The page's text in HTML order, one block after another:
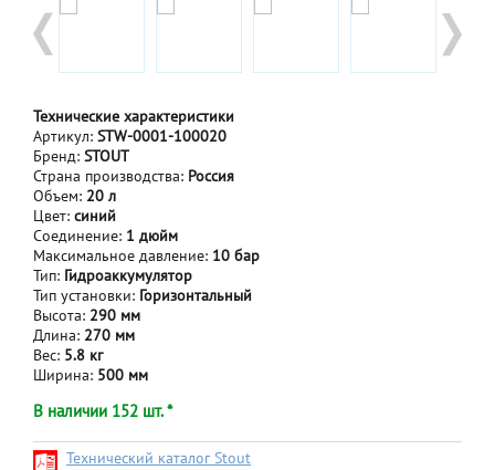
Технические характеристики
Артикул: STW-0001-100020
Бренд: STOUT
Страна производства: Россия
Объем: 20 л
Цвет: синий
Соединение: 1 дюйм
Максимальное давление: 10 бар
Тип: Гидроаккумулятор
Тип установки: Горизонтальный
Высота: 290 мм
Длина: 270 мм
Вес: 5.8 кг
Ширина: 500 мм
В наличии 152 шт. *
Технический каталог Stout